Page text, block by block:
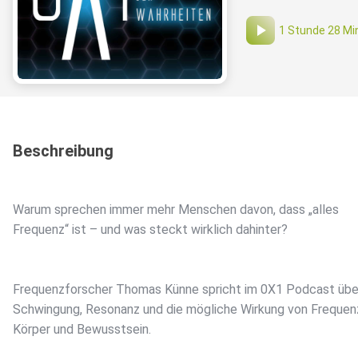
1 Stunde 28
Beschreibung
Warum sprechen immer mehr Menschen davon, dass „alles
Frequenz“ ist – und was steckt wirklich dahinter?
Frequenzforscher Thomas Künne spricht im 0X1 Podcast
Schwingung, Resonanz und die mögliche Wirkung von
Körper und Bewusstsein.